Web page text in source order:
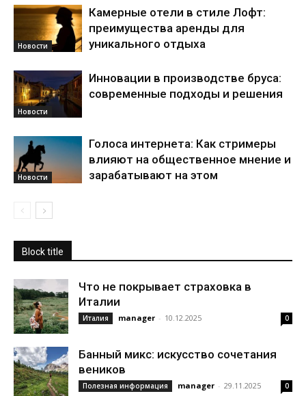
Новости
Камерные отели в стиле Лофт:
преимущества аренды для
уникального отдыха
Новости
Инновации в производстве бруса:
современные подходы и решения
Новости
Голоса интернета: Как стримеры
влияют на общественное мнение и
зарабатывают на этом
Block title
Что не покрывает страховка в
Италии
Италия manager - 10.12.2025 0
Банный микс: искусство сочетания
веников
Полезная информация manager - 29.11.2025 0